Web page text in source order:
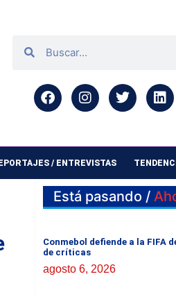
/ ENTREVISTAS
Está pasando /
Conmebol defiende a la FIFA
de críticas
agosto 6, 2026